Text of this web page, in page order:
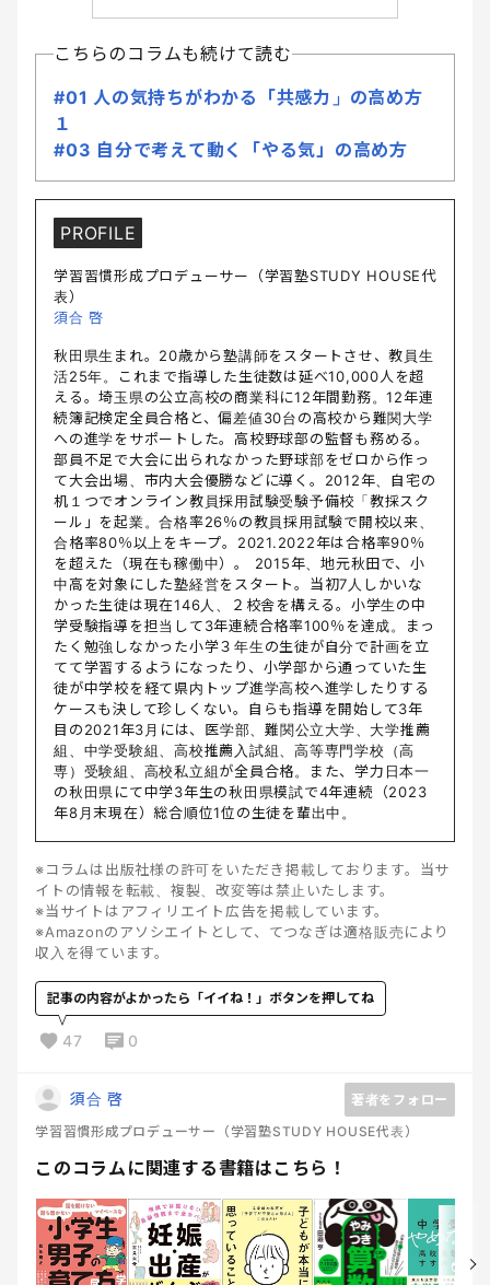
こちらのコラムも続けて読む
#01 人の気持ちがわかる「共感力」の高め方
１
#03 自分で考えて動く「やる気」の高め方
PROFILE
学習習慣形成プロデューサー（学習塾STUDY HOUSE代
表）
須合 啓
秋田県生まれ。20歳から塾講師をスタートさせ、教員生
活25年。これまで指導した生徒数は延べ10,000人を超
える。埼玉県の公立高校の商業科に12年間勤務。12年連
続簿記検定全員合格と、偏差値30台の高校から難関大学
への進学をサポートした。高校野球部の監督も務める。
部員不足で大会に出られなかった野球部をゼロから作っ
て大会出場、市内大会優勝などに導く。2012年、自宅の
机１つでオンライン教員採用試験受験予備校「教採スク
ール」を起業。合格率26％の教員採用試験で開校以来、
合格率80％以上をキープ。2021.2022年は合格率90％
を超えた（現在も稼働中）。 2015年、地元秋田で、小
中高を対象にした塾経営をスタート。当初7人しかいな
かった生徒は現在146人、２校舎を構える。小学生の中
学受験指導を担当して3年連続合格率100％を達成。まっ
たく勉強しなかった小学３年生の生徒が自分で計画を立
てて学習するようになったり、小学部から通っていた生
徒が中学校を経て県内トップ進学高校へ進学したりする
ケースも決して珍しくない。自らも指導を開始して3年
目の2021年3月には、医学部、難関公立大学、大学推薦
組、中学受験組、高校推薦入試組、高等専門学校（高
専）受験組、高校私立組が全員合格。また、学力日本一
の秋田県にて中学3年生の秋田県模試で4年連続（2023
年8月末現在）総合順位1位の生徒を輩出中。
※コラムは出版社様の許可をいただき掲載しております。当サ
イトの情報を転載、複製、改変等は禁止いたします。
※当サイトはアフィリエイト広告を掲載しています。
※Amazonのアソシエイトとして、てつなぎは適格販売により
収入を得ています。
記事の内容がよかったら「イイね！」ボタンを押してね
47 0
須合 啓
著者をフォロー
学習習慣形成プロデューサー（学習塾STUDY HOUSE代表）
このコラムに関連する書籍はこちら！